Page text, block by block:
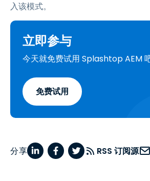
入该模式。
立即参与
今天就免费试用 Splashtop AEM
免费试用
分享 RSS 订阅源